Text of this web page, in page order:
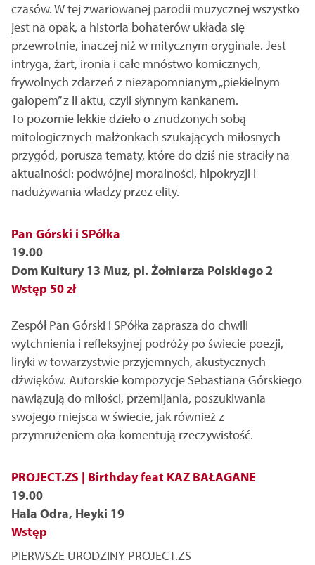
czasów. W tej zwariowanej parodii muzycznej wszystko
jest na opak, a historia bohaterów układa się
przewrotnie, inaczej niż w mitycznym oryginale. Jest
intryga, żart, ironia i całe mnóstwo komicznych,
frywolnych zdarzeń z niezapomnianym „piekielnym
galopem” z II aktu, czyli słynnym kankanem.
To pozornie lekkie dzieło o znudzonych sobą
mitologicznych małżonkach szukających miłosnych
przygód, porusza tematy, które do dziś nie straciły na
aktualności: podwójnej moralności, hipokryzji i
nadużywania władzy przez elity.
Pan Górski i SPółka
19.00
Dom Kultury 13 Muz, pl. Żołnierza Polskiego 2
Wstęp 50 zł
Zespół Pan Górski i SPółka zaprasza do chwili
wytchnienia i refleksyjnej podróży po świecie poezji,
liryki w towarzystwie przyjemnych, akustycznych
dźwięków. Autorskie kompozycje Sebastiana Górskiego
nawiązują do miłości, przemijania, poszukiwania
swojego miejsca w świecie, jak również z
przymrużeniem oka komentują rzeczywistość.
PROJECT.ZS | Birthday feat KAZ BAŁAGANE
19.00
Hala Odra, Heyki 19
Wstęp
PIERWSZE URODZINY PROJECT.ZS